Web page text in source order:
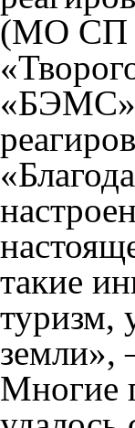
(МО СП
«БЭМС».
такие
туризм,
земли»,
Многие